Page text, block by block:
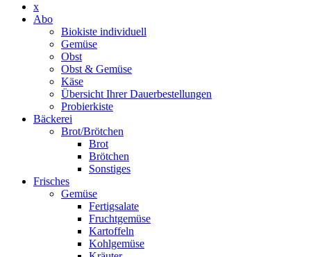
x
Abo
Biokiste individuell
Gemüse
Obst
Obst & Gemüse
Käse
Übersicht Ihrer Dauerbestellungen
Probierkiste
Bäckerei
Brot/Brötchen
Brot
Brötchen
Sonstiges
Frisches
Gemüse
Fertigsalate
Fruchtgemüse
Kartoffeln
Kohlgemüse